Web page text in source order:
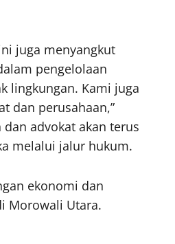
juga menyangkut
pengelolaan
lingkungan. Kami juga
dan perusahaan,”
advokat akan terus
melalui jalur hukum.
ekonomi dan
Morowali Utara.